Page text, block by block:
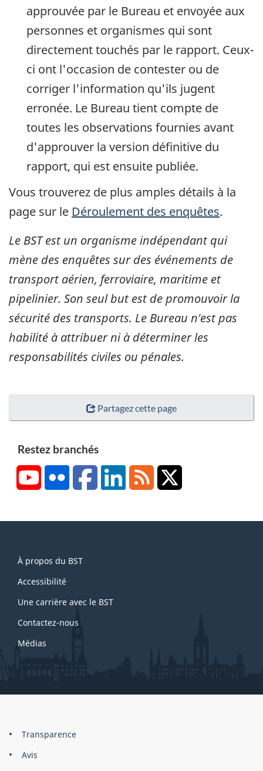
approuvée par le Bureau et envoyée aux
personnes et organismes qui sont
directement touchés par le rapport. Ceux-
ci ont l'occasion de contester ou de
corriger l'information qu'ils jugent
erronée. Le Bureau tient compte de
toutes les observations fournies avant
d'approuver la version définitive du
rapport, qui est ensuite publiée.
Vous trouverez de plus amples détails à la
page sur le Déroulement des enquêtes.
Le BST est un organisme indépendant qui
mène des enquêtes sur des événements de
transport aérien, ferroviaire, maritime et
pipelinier. Son seul but est de promouvoir la
sécurité des transports. Le Bureau n'est pas
habilité à attribuer ni à déterminer les
responsabilités civiles ou pénales.
Partagez cette page
Restez branchés
YouTubeFlickr FacebookLinkedInRSS
this
site
À propos du BST
Accessibilité
Une carrière avec le BST
Contactez-nous
Médias
About
this
Brand
Transparence
Avis